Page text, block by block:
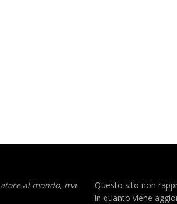
al mondo, ma
Questo sito non
in quanto viene